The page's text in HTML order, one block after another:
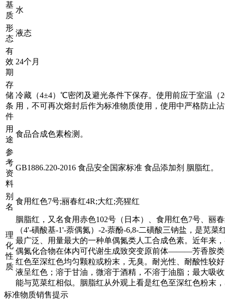
基
质
水
形
态
液态
有
效
期
24个月
存
储
条
件
冷藏（4±4）℃密闭及避光条件下保存。使用前应于室温
用，不可再次熔封后作为标准物质使用，使用中严格防止
用
途
食品合成色素检测。
参
考
资
料
GB1886.220-2016 食品安全国家标准 食品添加剂 胭脂红。
别
名
食用红色7号;丽春红4R;大红;亮猩红
理
化
性
质
胭脂红，又名食用赤色102号（日本）、食用红色7号、丽
（4'-磺酸基-1'-萘偶氮）-2-萘酚-6,8-二磺酸三钠盐，是苋
最广泛、用量最大的一种单偶氮类人工合成色素。近年来
偶氮化合物在体内可代谢生成致突变原前体———芳香胺类
红色至深红色均匀颗粒或粉末，无臭。耐光性、耐酸性较
液呈红色；溶于甘油，微溶于酒精，不溶于油脂；最大吸
能与苋菜红相似。胭脂红从外观上看是红色至深红色粉末
标准物质销售提示